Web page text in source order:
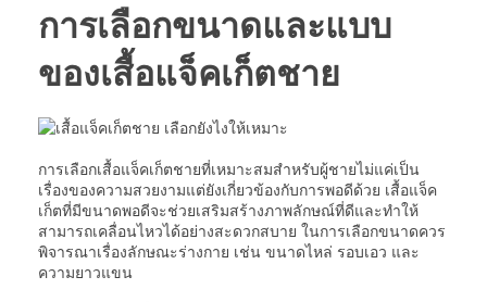
การเลือกขนาดและแบบ
ของเสื้อแจ็คเก็ตชาย
การเลือกเสื้อแจ็คเก็ตชายที่เหมาะสมสำหรับผู้ชายไม่แค่เป็น
เรื่องของความสวยงามแต่ยังเกี่ยวข้องกับการพอดีด้วย เสื้อแจ็ค
เก็ตที่มีขนาดพอดีจะช่วยเสริมสร้างภาพลักษณ์ที่ดีและทำให้
สามารถเคลื่อนไหวได้อย่างสะดวกสบาย ในการเลือกขนาดควร
พิจารณาเรื่องลักษณะร่างกาย เช่น ขนาดไหล่ รอบเอว และ
ความยาวแขน